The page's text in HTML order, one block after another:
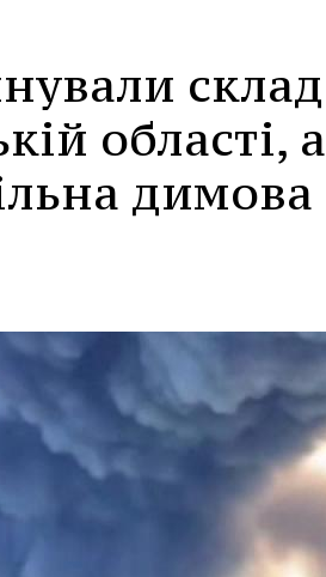
склад
області, а
димова